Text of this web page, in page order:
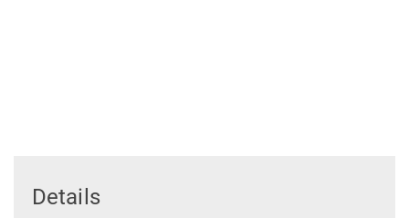
Details